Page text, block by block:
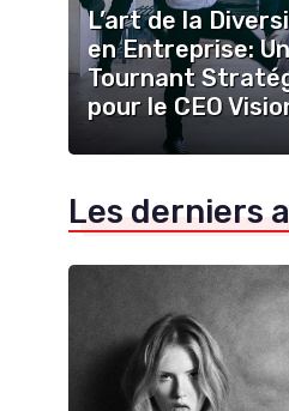
L’art de la
en Entreprise: Un
Tournant
pour le CEO
Les derniers